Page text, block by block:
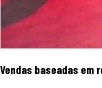
Vendas baseadas em